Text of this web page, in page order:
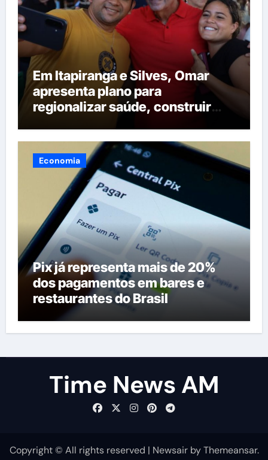
Em Itapiranga e Silves, Omar
apresenta plano para
regionalizar saúde, construir
maternidades e hospital regional
em Itacoatiara
Economia
Pix já representa mais de 20%
dos pagamentos em bares e
restaurantes do Brasil
Time News AM
Copyright © All rights reserved | NewsairbyThemeansar.